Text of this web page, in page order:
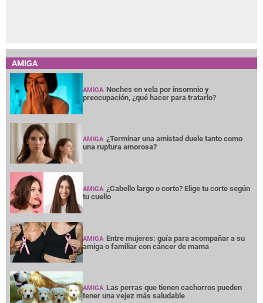
AMIGA
AMIGA Noches en vela por insomnio y
preocupación, ¿qué hacer para tratarlo?
AMIGA ¿Terminar una amistad duele tanto como
una ruptura amorosa?
AMIGA ¿Cabello largo o corto? Elige tu corte según
tu cuello
AMIGA Entre mujeres: guía para acompañar a su
amiga o familiar con cáncer de mama
AMIGA Las perras que tienen cachorros pueden
tener una vejez más saludable